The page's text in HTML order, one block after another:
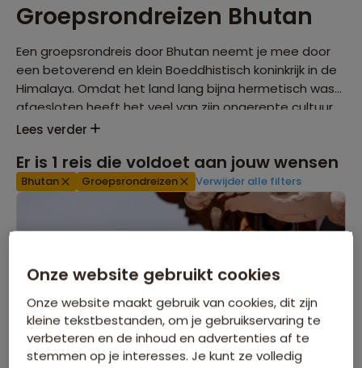
Groepsrondreizen Bhutan
Een groepsrondreis door Bhutan neemt je mee door
een betoverend en klein Boeddhistisch koninkrijk in de
Himalaya. Omdat het land lang bijna hermetisch was
afgesloten heeft het veel van zijn ongerepte cultuur
en natuur weten te bewaren.
Lees verder
Er is 1 reis die voldoet aan jouw wensen
Bhutan Groepsrondreizen Verwijder alle filters
Onze website gebruikt cookies
Onze website maakt gebruik van cookies, dit zijn
kleine tekstbestanden, om je gebruikservaring te
verbeteren en de inhoud en advertenties af te
stemmen op je interesses. Je kunt ze volledig